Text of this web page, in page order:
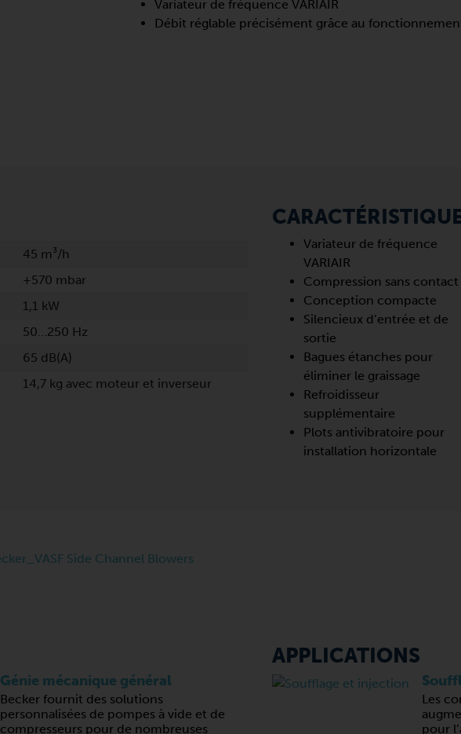
Variateur de fréquence VARIAIR
Débit réglable précisément grâce au
45 m³/h
+570 mbar
1,1 kW
50…250 Hz
65 dB(A)
14,7 kg avec moteur et inverseur
Variateur de fréquence
VARIAIR
Compression sans contact
Conception compacte
Silencieux d’entrée et de
sortie
Bagues étanches pour
éliminer le graissage
Refroidisseur
supplémentaire
Plots antivibratoire pour
installation horizontale
Génie mécanique général
Becker fournit des solutions
personnalisées de pompes à vide et de
compresseurs pour de nombreuses
APPLICATIONS
Les
pour